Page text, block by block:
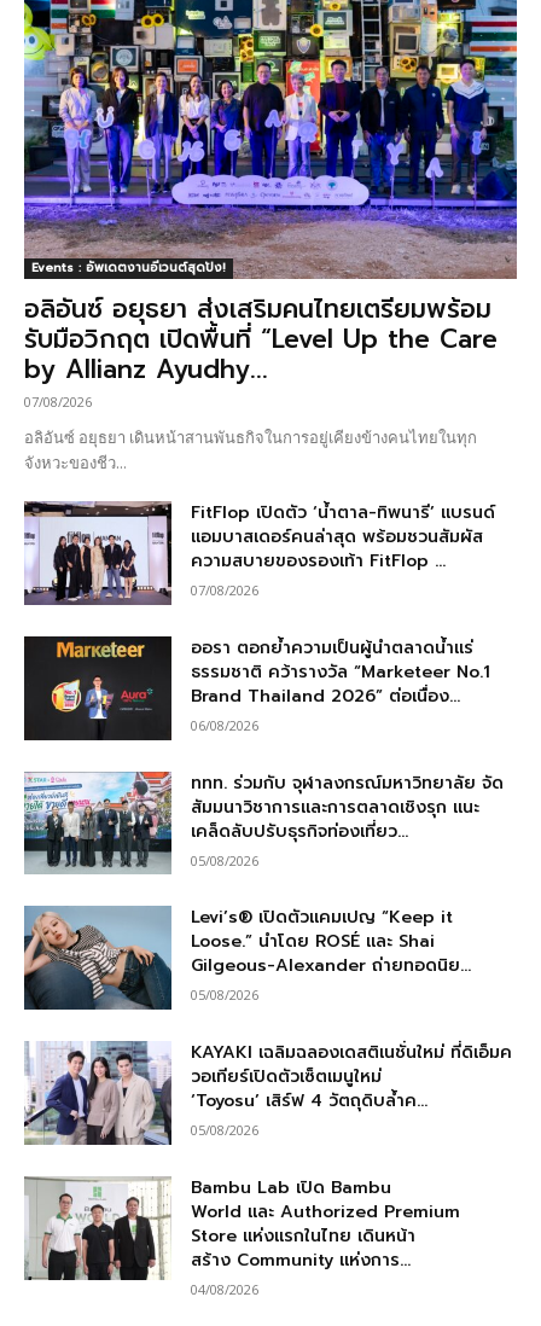
Events : อัพเดตงานอีเวนต์สุดปัง!
อลิอันซ์ อยุธยา ส่งเสริมคนไทยเตรียมพร้อม
รับมือวิกฤต เปิดพื้นที่ “Level Up the Care
by Allianz Ayudhy...
07/08/2026
อลิอันซ์ อยุธยา เดินหน้าสานพันธกิจในการอยู่เคียงข้างคนไทยในทุก
จังหวะของชีว...
FitFlop เปิดตัว ‘น้ำตาล-ทิพนารี’ แบรนด์
แอมบาสเดอร์คนล่าสุด พร้อมชวนสัมผัส
ความสบายของรองเท้า FitFlop ...
07/08/2026
ออรา ตอกย้ำความเป็นผู้นำตลาดน้ำแร่
ธรรมชาติ คว้ารางวัล “Marketeer No.1
Brand Thailand 2026” ต่อเนื่อง...
06/08/2026
ททท. ร่วมกับ จุฬาลงกรณ์มหาวิทยาลัย จัด
สัมมนาวิชาการและการตลาดเชิงรุก แนะ
เคล็ดลับปรับธุรกิจท่องเที่ยว...
05/08/2026
Levi’s® เปิดตัวแคมเปญ “Keep it
Loose.” นำโดย ROSÉ และ Shai
Gilgeous-Alexander ถ่ายทอดนิย...
05/08/2026
KAYAKI เฉลิมฉลองเดสติเนชั่นใหม่ ที่ดิเอ็มค
วอเทียร์เปิดตัวเซ็ตเมนูใหม่
‘Toyosu’ เสิร์ฟ 4 วัตถุดิบล้ำค...
05/08/2026
Bambu Lab เปิด Bambu
World และ Authorized Premium
Store แห่งแรกในไทย เดินหน้า
สร้าง Community แห่งการ...
04/08/2026